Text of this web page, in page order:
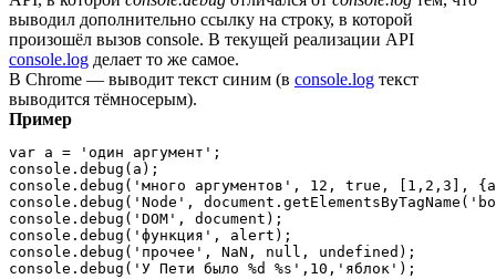
выводил дополнительно ссылку на строку, в которой
произошёл вызов console. В текущей реализации API
console.log делает то же самое.
В Chrome — выводит текст синим (в console.log текст
выводится тёмносерым).
Пример
var a = 'один аргумент';
console.debug(a);
console.debug('много аргументов', 12, true, [1,2,3],
console.debug('Node',
console.debug('DOM', document);
console.debug('функция', alert);
console.debug('прочее', NaN, null, undefined);
console.debug('У Пети было %d %s',10,'яблок');